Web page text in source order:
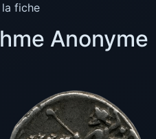
fiche
Anonyme